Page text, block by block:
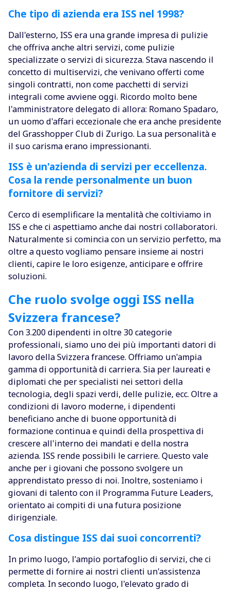
Che tipo di azienda era ISS nel 1998?
Dall'esterno, ISS era una grande impresa di pulizie
che offriva anche altri servizi, come pulizie
specializzate o servizi di sicurezza. Stava nascendo il
concetto di multiservizi, che venivano offerti come
singoli contratti, non come pacchetti di servizi
integrali come avviene oggi. Ricordo molto bene
l'amministratore delegato di allora: Romano Spadaro,
un uomo d'affari eccezionale che era anche presidente
del Grasshopper Club di Zurigo. La sua personalità e
il suo carisma erano impressionanti.
ISS è un'azienda di servizi per eccellenza.
Cosa la rende personalmente un buon
fornitore di servizi?
Cerco di esemplificare la mentalità che coltiviamo in
ISS e che ci aspettiamo anche dai nostri collaboratori.
Naturalmente si comincia con un servizio perfetto, ma
oltre a questo vogliamo pensare insieme ai nostri
clienti, capire le loro esigenze, anticipare e offrire
soluzioni.
Che ruolo svolge oggi ISS nella
Svizzera francese?
Con 3.200 dipendenti in oltre 30 categorie
professionali, siamo uno dei più importanti datori di
lavoro della Svizzera francese. Offriamo un'ampia
gamma di opportunità di carriera. Sia per laureati e
diplomati che per specialisti nei settori della
tecnologia, degli spazi verdi, delle pulizie, ecc. Oltre a
condizioni di lavoro moderne, i dipendenti
beneficiano anche di buone opportunità di
formazione continua e quindi della prospettiva di
crescere all'interno dei mandati e della nostra
azienda. ISS rende possibili le carriere. Questo vale
anche per i giovani che possono svolgere un
apprendistato presso di noi. Inoltre, sosteniamo i
giovani di talento con il Programma Future Leaders,
orientato ai compiti di una futura posizione
dirigenziale.
Cosa distingue ISS dai suoi concorrenti?
In primo luogo, l'ampio portafoglio di servizi, che ci
permette di fornire ai nostri clienti un'assistenza
completa. In secondo luogo, l'elevato grado di